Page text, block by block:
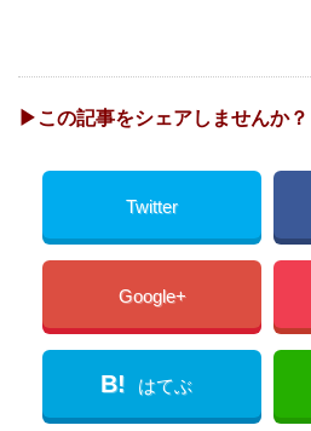
▶︎この記事をシェアしませんか？
Twitter
Google+
B! はてぶ